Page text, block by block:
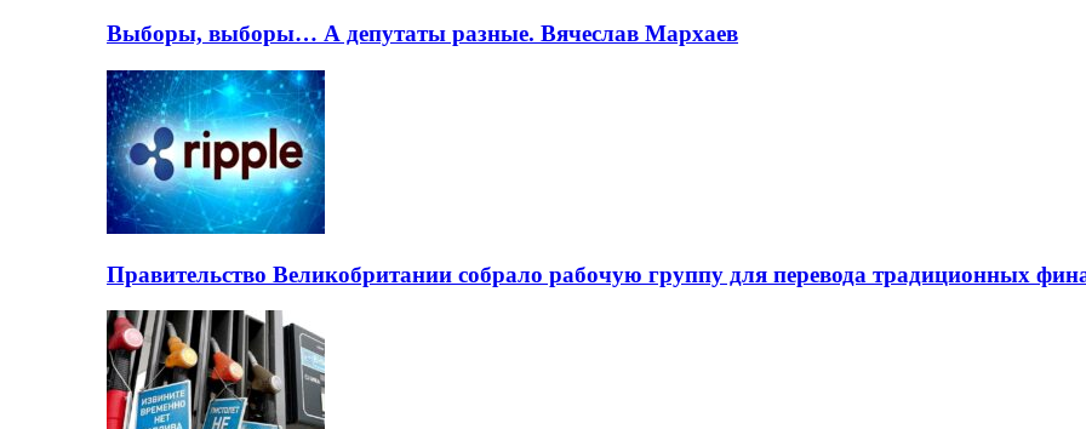
Выборы, выборы… А депутаты разные. Вячеслав Мархаев
Правительство Великобритании собрало рабочую группу для перевода традиционных